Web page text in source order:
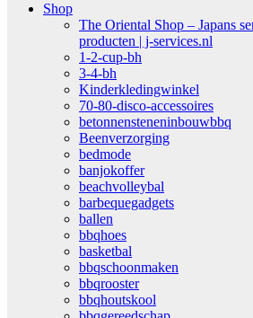
Shop
The Oriental Shop – Japans
producten | j-services.nl
1-2-cup-bh
3-4-bh
Kinderkledingwinkel
70-80-disco-accessoires
betonnensteneninbouwbbq
Beenverzorging
bedmode
banjokoffer
beachvolleybal
barbequegadgets
ballen
bbqhoes
basketbal
bbqschoonmaken
bbqrooster
bbqhoutskool